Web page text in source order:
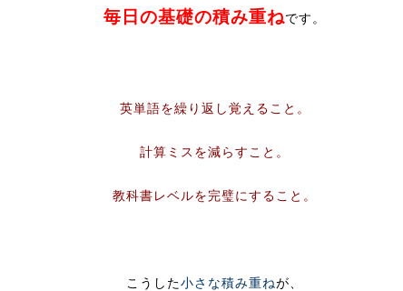
毎日の基礎の積み重ねです。
英単語を繰り返し覚えること。
計算ミスを減らすこと。
教科書レベルを完璧にすること。
こうした小さな積み重ねが、